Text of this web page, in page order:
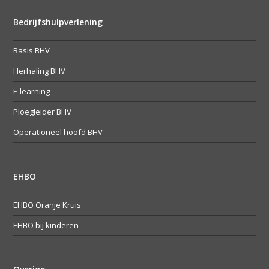
Bedrijfshulpverlening
Basis BHV
Herhaling BHV
E-learning
Ploegleider BHV
Operationeel hoofd BHV
EHBO
EHBO Oranje Kruis
EHBO bij kinderen